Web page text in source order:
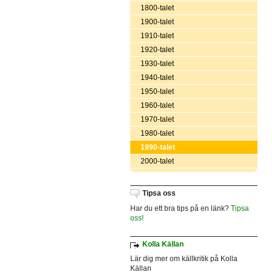
1800-talet
1900-talet
1910-talet
1920-talet
1930-talet
1940-talet
1950-talet
1960-talet
1970-talet
1980-talet
1990-talet
2000-talet
Tipsa oss
Har du ett bra tips på en länk? Tipsa
oss!
Kolla Källan
Lär dig mer om källkritik på Kolla
Källan